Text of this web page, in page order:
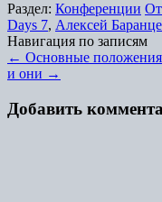
Раздел: Конференции
Days 7, Алексей
Навигация по записям
← Основные положения
и они →
Добавить